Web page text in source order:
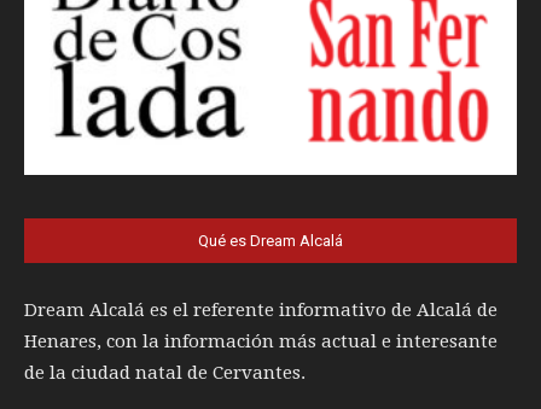
Qué es Dream Alcalá
Dream Alcalá es el referente informativo de Alcalá de
Henares, con la información más actual e interesante
de la ciudad natal de Cervantes.